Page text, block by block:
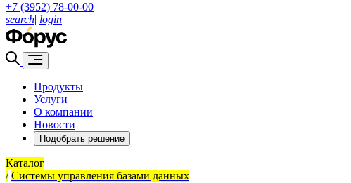
+7 (3952) 78-00-00
search| login
Продукты
Услуги
О компании
Новости
Подобрать решение
Каталог
/ Системы управления базами данных